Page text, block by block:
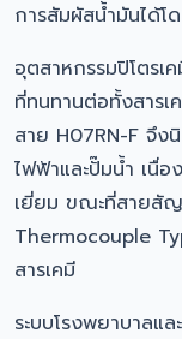
การสัมผัสน้ำมันได้โ
อุตสาหกรรมปิโตรเ
ที่ทนทานต่อทั้งสารเ
สาย H07RN-F จึง
ไฟฟ้าและปั๊มน้ำ เนื่อ
เยี่ยม ขณะที่สายสั
Thermocouple
สารเคมี
ระบบโรงพยาบาลแ